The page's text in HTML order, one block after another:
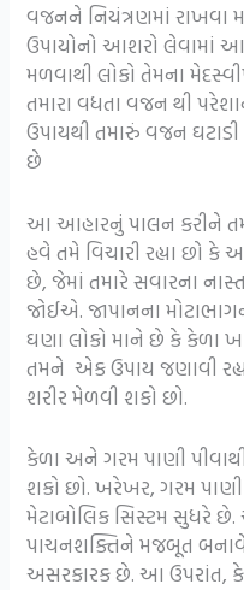
વજનને નિયંત્રણમાં
ઉપાયોનો આશરો લેવામાં
મળવાથી લોકો તેમના
તમારા વધતા વજન થી
ઉપાયથી તમારું વજન
છે
આ આહારનું પાલન કરીને
હવે તમે વિચારી રહ્યા છો
છે, જેમાં તમારે સવારના
જોઈએ. જાપાનના
ઘણા લોકો માને છે કે કેળા
તમને એક ઉપાય જણાવી
શરીર મેળવી શકો છો.
કેળા અને ગરમ પાણી
શકો છો. ખરેખર, ગરમ
મેટાબોલિક સિસ્ટમ સુધરે
પાચનશક્તિને મજબૂત
અસરકારક છે. આ ઉપરાંત,